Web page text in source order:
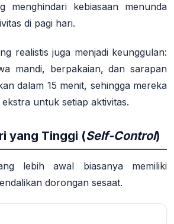
menghindari kebiasaan menunda
di pagi hari.
realistis juga menjadi keunggulan:
mandi, berpakaian, dan sarapan
dalam 15 menit, sehingga mereka
untuk setiap aktivitas.
yang Tinggi (Self-Control)
lebih awal biasanya memiliki
dorongan sesaat.